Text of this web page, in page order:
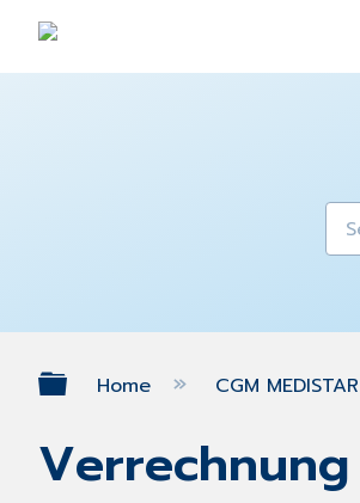
Expand/collapse
Home CGM MEDISTAR